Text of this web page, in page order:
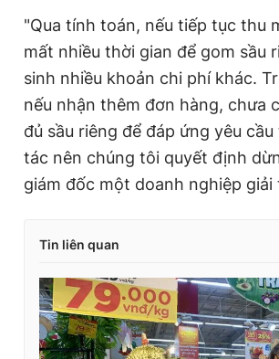
"Qua tính toán, nếu tiếp tục thu
mất nhiều thời gian để gom sầu
sinh nhiều khoản chi phí khác.
nếu nhận thêm đơn hàng, chưa
đủ sầu riêng để đáp ứng yêu
tác nên chúng tôi quyết định
giám đốc một doanh nghiệp giải
Tin liên quan